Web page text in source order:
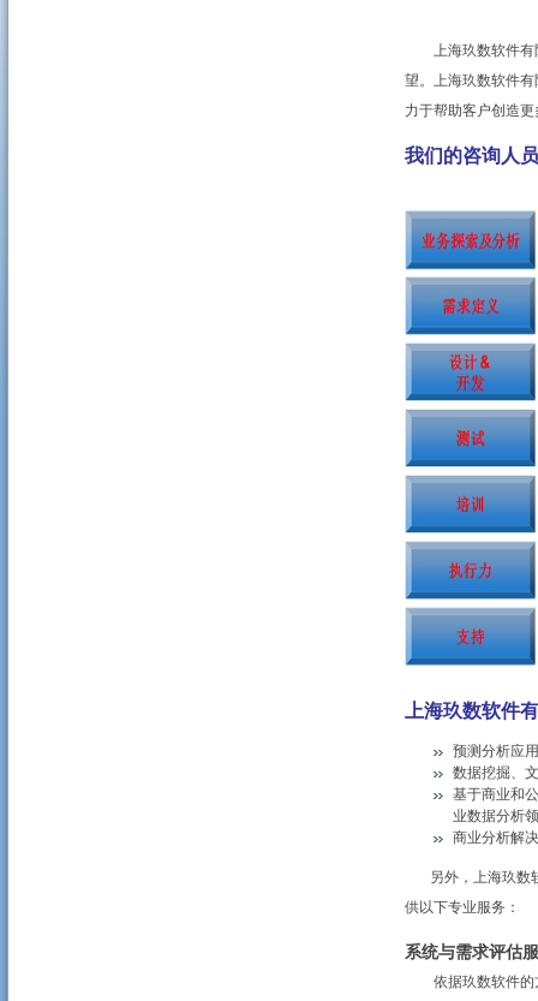
上海玖数软件有限
望。上海玖数软件
力于帮助客户创造
我们的咨询人
上海玖数软件
预测分析应
数据挖掘、
基于商业和
业数据分析
商业分析解
另外，上海玖数软
供以下专业服务：
系统与需求评估
依据玖数软件的方